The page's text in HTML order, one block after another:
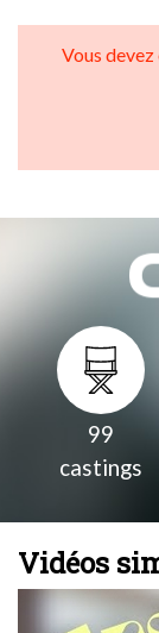
Vous
99
castings
Vidéos